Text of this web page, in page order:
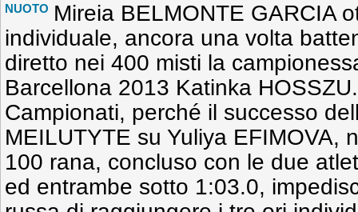
NUOTO Mireia BELMONTE GARCIA
individuale, ancora una volta
diretto nei 400 misti la
Barcellona 2013 Katinka
Campionati, perché il successo
MEILUTYTE su Yuliya EFIMOVA,
100 rana, concluso con le due
ed entrambe sotto 1:03.0,